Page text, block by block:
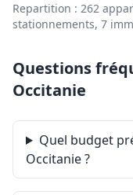
Repartition : 262
stationnements, 7
Questions
Occitanie
Quel budget
Occitanie ?